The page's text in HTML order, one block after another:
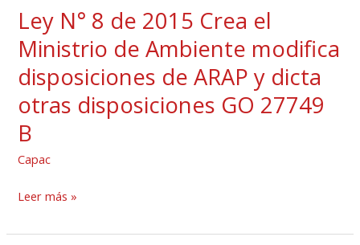
y
las
obligaciones
Estado
relacionadas
con
derecho
Ley N° 8 de 2015 Crea el
Ministrio de Ambiente modifica
disposiciones de ARAP y dicta
otras disposiciones GO 27749
B
Capac
Ley
N°
8
de
2015
Crea
el
Ministrio
de
modifica
Leer más »